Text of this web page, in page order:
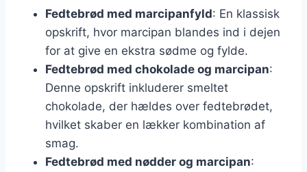
Fedtebrød med marcipanfyld: En klassisk
opskrift, hvor marcipan blandes ind i dejen
for at give en ekstra sødme og fylde.
Fedtebrød med chokolade og marcipan:
Denne opskrift inkluderer smeltet
chokolade, der hældes over fedtebrødet,
hvilket skaber en lækker kombination af
smag.
Fedtebrød med nødder og marcipan: